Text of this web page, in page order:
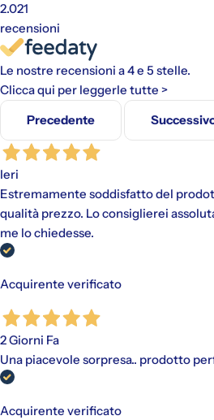
Al momento dell'acquisto, viene
iniziale a cui fanno seguito rate mensili.
2.021
recensioni
Le nostre recensioni a 4 e 5 stelle.
Clicca qui per leggerle tutte >
Precedente
Ieri
Estremamente soddisfatto del
qualità prezzo. Lo consiglierei
me lo chiedesse.
Acquirente verificato
2 Giorni Fa
Una piacevole sorpresa.. prodotto
Acquirente verificato